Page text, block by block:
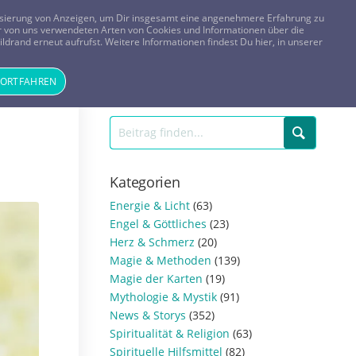
FRAGEN? KOSTENLOS ANRUFEN: 0800-8478266
Magazin ANMELDEN REGISTRIEREN
Kategorien
Energie & Licht (63)
Engel & Göttliches (23)
Herz & Schmerz (20)
Magie & Methoden (139)
Magie der Karten (19)
Mythologie & Mystik (91)
News & Storys (352)
Spiritualität & Religion (63)
Spirituelle Hilfsmittel (82)
von Anzeigen, um Dir insgesamt eine angenehmere Erfahrung zu
uns verwendeten Arten von Cookies und Informationen über die
erneut aufrufst. Weitere Informationen findest Du hier, in unserer